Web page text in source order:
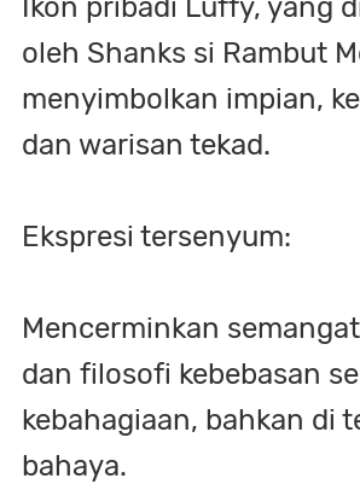
Ikon pribadi Luffy, yang
oleh Shanks si Rambut
menyimbolkan impian,
dan warisan tekad.
Ekspresi tersenyum:
Mencerminkan
dan filosofi kebebasan
kebahagiaan, bahkan di
bahaya.